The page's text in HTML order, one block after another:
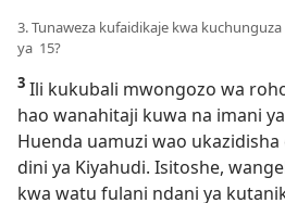
3. Tunaweza kufaidikaje kwa
ya 15?
3 Ili kukubali mwongozo wa
hao wanahitaji kuwa na imani
Huenda uamuzi wao
dini ya Kiyahudi. Isitoshe,
kwa watu fulani ndani ya